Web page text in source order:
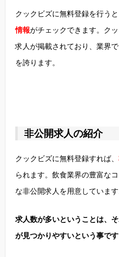
クックビズに無料登録を行うと
情報がチェックできます。ク
求人が掲載されており、業界
を誇ります。
非公開求人の紹介
クックビズに無料登録すれば、
られます。飲食業界の豊富な
な非公開求人を用意しています
求人数が多いということは、
が見つかりやすいという事です